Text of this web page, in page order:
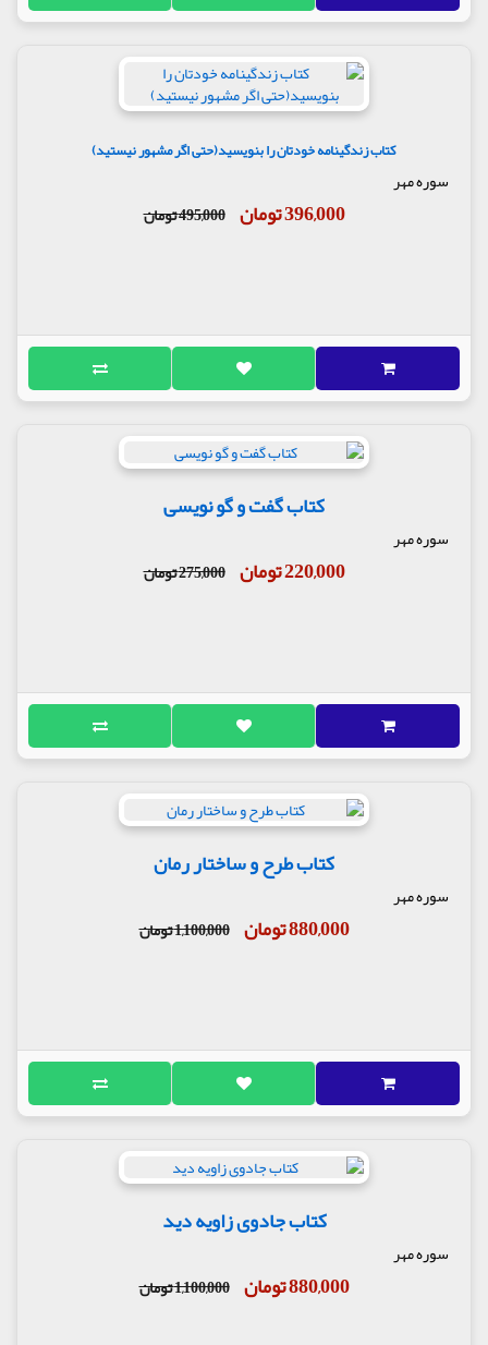
کتاب زندگینامه خودتان را بنویسید(حتی اگر مشهور نیستید)
سوره مهر
396,000 تومان 495,000 تومان
کتاب گفت و گو نویسی
سوره مهر
220,000 تومان 275,000 تومان
کتاب طرح و ساختار رمان
سوره مهر
880,000 تومان 1,100,000 تومان
کتاب جادوی زاویه دید
سوره مهر
880,000 تومان 1,100,000 تومان